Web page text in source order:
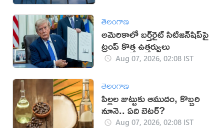
తెలంగాణ
అమెరికాలో బర్త్‌రైట్ సిటిజన్‌షిప్‌పై
ట్రంప్ కొత్త ఉత్తర్వులు
Aug 07, 2026, 02:08 IST
తెలంగాణ
పిల్లల జుట్టుకు ఆముదం, కొబ్బరి
నూనె.. ఏది బెటర్?
Aug 07, 2026, 02:08 IST